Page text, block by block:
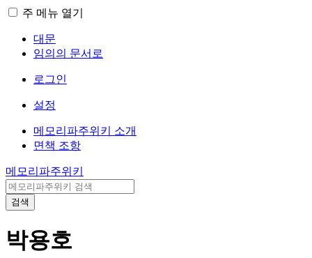
주 메뉴 열기
대문
임의의 문서로
로그인
설정
메모리파주위키 소개
면책 조항
메모리파주위키
검색
박용호